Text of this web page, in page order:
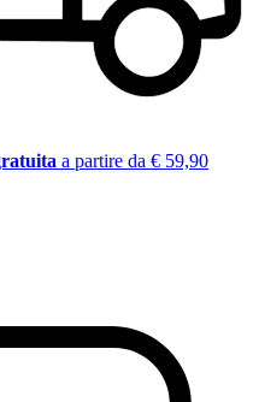
a partire da € 59,90